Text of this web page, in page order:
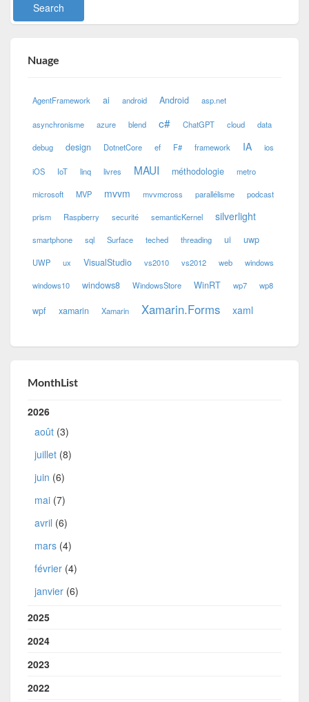
Nuage
AgentFramework ai android Android asp.net
asynchronisme azure blend c# ChatGPT cloud data
debug design DotnetCore ef F# framework IA ios
iOS IoT linq livres MAUI méthodologie metro
microsoft MVP mvvm mvvmcross parallélisme podcast
prism Raspberry securité semanticKernel silverlight
smartphone sql Surface teched threading ui uwp
UWP ux VisualStudio vs2010 vs2012 web windows
windows10 windows8 WindowsStore WinRT wp7 wp8
wpf xamarin Xamarin Xamarin.Forms xaml
MonthList
2026
août (3)
juillet (8)
juin (6)
mai (7)
avril (6)
mars (4)
février (4)
janvier (6)
2025
2024
2023
2022